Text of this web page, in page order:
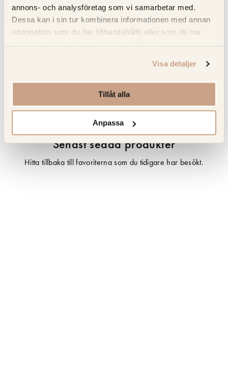
annons- och analysföretag som vi samarbetar med.
Dessa kan i sin tur kombinera informationen med annan
information som du har tillhandahållit eller som de har
Visa detaljer
Tillåt alla
Anpassa
Senast sedda produkter
Hitta tillbaka till favoriterna som du tidigare har besökt.